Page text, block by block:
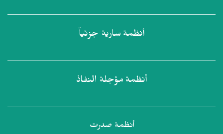
أنظمة سارية جزئياً
أنظمة مؤجلة النفاذ
أنظمة صدرت